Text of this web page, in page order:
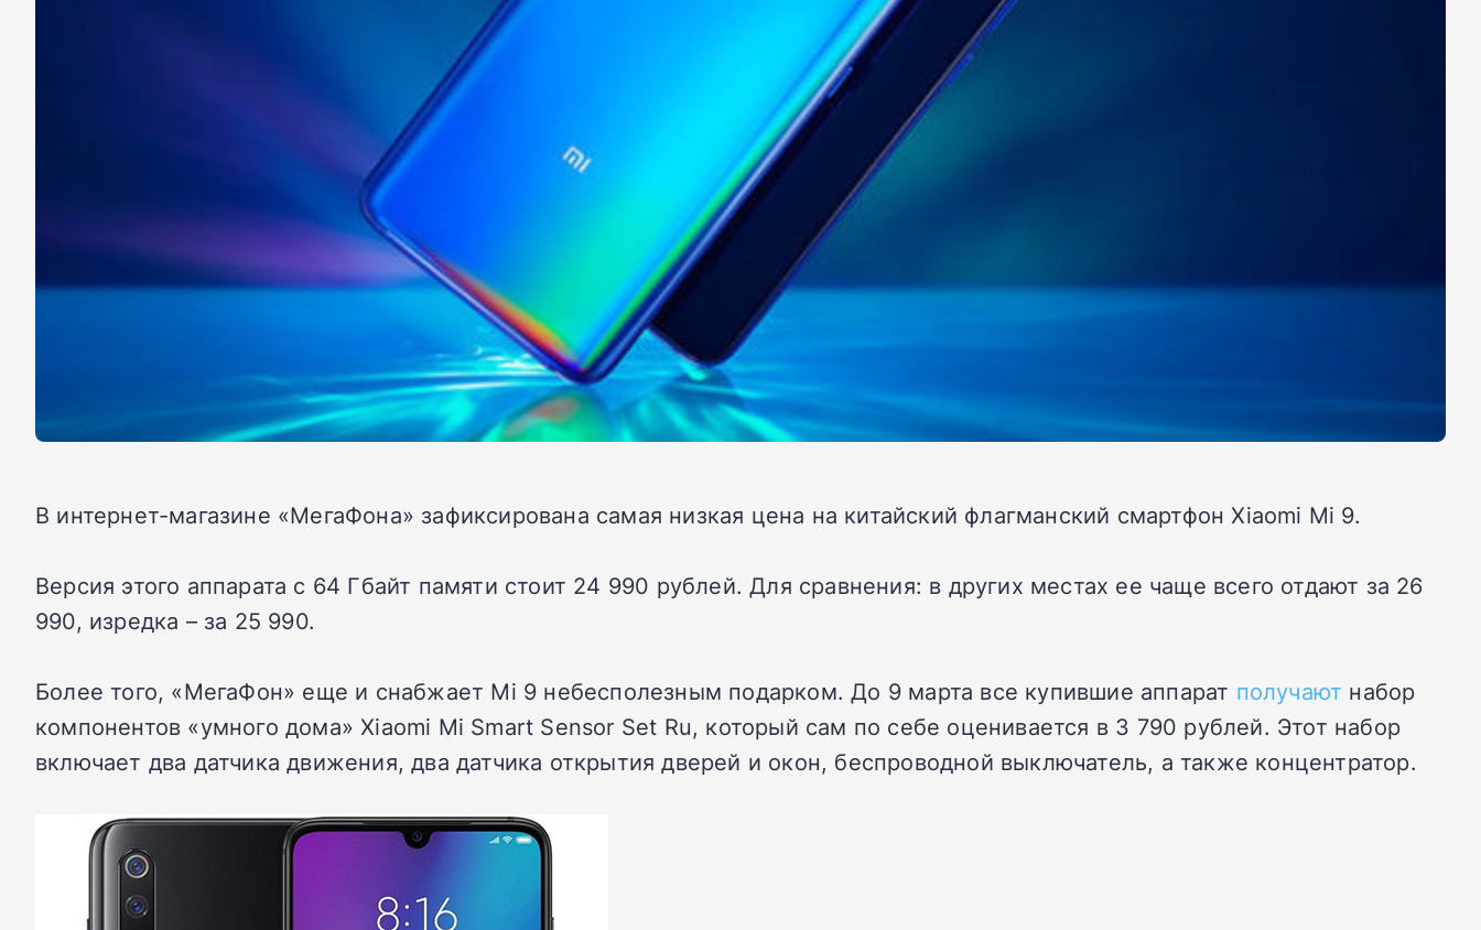
В интернет-магазине «МегаФона» зафиксирована самая низкая цена на китайский флагманский смартфон Xiaomi Mi 9.
Версия этого аппарата с 64 Гбайт памяти стоит 24 990 рублей. Для сравнения: в других местах ее чаще всего отдают за 26
990, изредка – за 25 990.
Более того, «МегаФон» еще и снабжает Mi 9 небесполезным подарком. До 9 марта все купившие аппарат получают набор
компонентов «умного дома» Xiaomi Mi Smart Sensor Set Ru, который сам по себе оценивается в 3 790 рублей. Этот набор
включает два датчика движения, два датчика открытия дверей и окон, беспроводной выключатель, а также концентратор.